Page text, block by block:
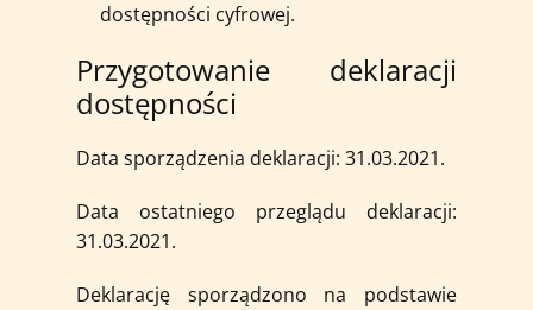
dostępności cyfrowej.
Przygotowanie deklaracji
dostępności
Data sporządzenia deklaracji: 31.03.2021.
Data ostatniego przeglądu deklaracji:
31.03.2021.
Deklarację sporządzono na podstawie